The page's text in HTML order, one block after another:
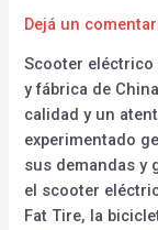
Dejá un
Scooter eléctrico
y fábrica de
calidad y un
experimentado
sus demandas y
el scooter
Fat Tire, la